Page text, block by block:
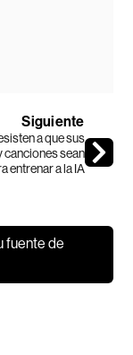
Siguiente
a que sus
canciones sean
entrenar a la IA
fuente de